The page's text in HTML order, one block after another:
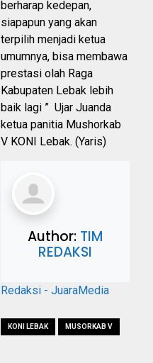
berharap kedepan,
siapapun yang akan
terpilih menjadi ketua
umumnya, bisa membawa
prestasi olah Raga
Kabupaten Lebak lebih
baik lagi ” Ujar Juanda
ketua panitia Mushorkab
V KONI Lebak. (Yaris)
Author: TIM
REDAKSI
Redaksi - JuaraMedia
KONI LEBAK MUSORKAB V